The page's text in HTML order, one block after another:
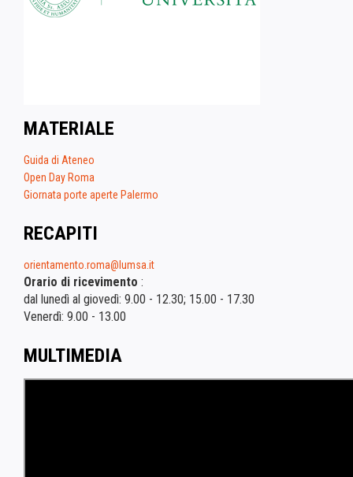
MATERIALE
Guida di Ateneo
Open Day Roma
Giornata porte aperte Palermo
RECAPITI
orientamento.roma@lumsa.it
Orario di ricevimento :
dal lunedì al giovedì: 9.00 - 12.30; 15.00 - 17.30
Venerdì: 9.00 - 13.00
MULTIMEDIA